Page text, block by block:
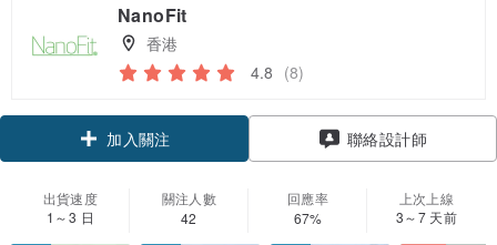
NanoFit
香港
4.8 (8)
領優惠券
加入關注 聯絡設計師
出貨速度
1～3 日
關注人數
42
回應率
67%
上次上線
3～7 天前